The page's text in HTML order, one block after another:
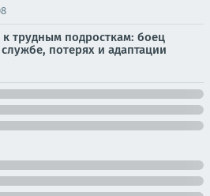
трудным подросткам: боец
потерях и адаптации